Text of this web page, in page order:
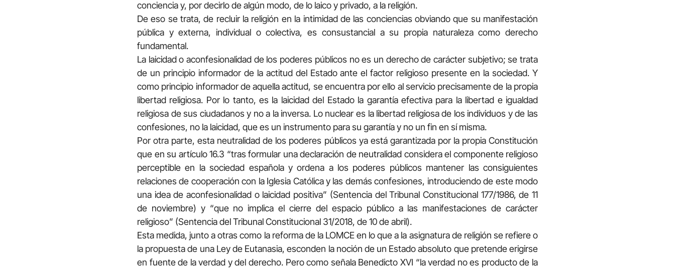
conciencia y, por decirlo de algún modo, de lo laico y privado, a la religión.
De eso se trata, de recluir la religión en la intimidad de las conciencias obviando que su manifestación
pública y externa, individual o colectiva, es consustancial a su propia naturaleza como derecho
fundamental.
La laicidad o aconfesionalidad de los poderes públicos no es un derecho de carácter subjetivo; se trata
de un principio informador de la actitud del Estado ante el factor religioso presente en la sociedad. Y
como principio informador de aquella actitud, se encuentra por ello al servicio precisamente de la propia
libertad religiosa. Por lo tanto, es la laicidad del Estado la garantía efectiva para la libertad e igualdad
religiosa de sus ciudadanos y no a la inversa. Lo nuclear es la libertad religiosa de los individuos y de las
confesiones, no la laicidad, que es un instrumento para su garantía y no un fin en sí misma.
Por otra parte, esta neutralidad de los poderes públicos ya está garantizada por la propia Constitución
que en su artículo 16.3 “tras formular una declaración de neutralidad considera el componente religioso
perceptible en la sociedad española y ordena a los poderes públicos mantener las consiguientes
relaciones de cooperación con la Iglesia Católica y las demás confesiones, introduciendo de este modo
una idea de aconfesionalidad o laicidad positiva” (Sentencia del Tribunal Constitucional 177/1986, de 11
de noviembre) y “que no implica el cierre del espacio público a las manifestaciones de carácter
religioso” (Sentencia del Tribunal Constitucional 31/2018, de 10 de abril).
Esta medida, junto a otras como la reforma de la LOMCE en lo que a la asignatura de religión se refiere o
la propuesta de una Ley de Eutanasia, esconden la noción de un Estado absoluto que pretende erigirse
en fuente de la verdad y del derecho. Pero como señala Benedicto XVI “la verdad no es producto de la